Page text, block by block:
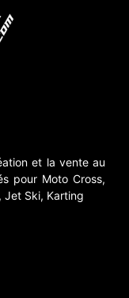
et la vente au
pour Moto Cross,
Jet Ski, Karting